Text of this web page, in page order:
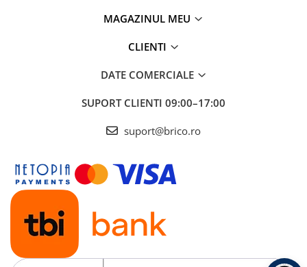
MAGAZINUL MEU
CLIENTI
DATE COMERCIALE
SUPORT CLIENTI 09:00–17:00
suport@brico.ro